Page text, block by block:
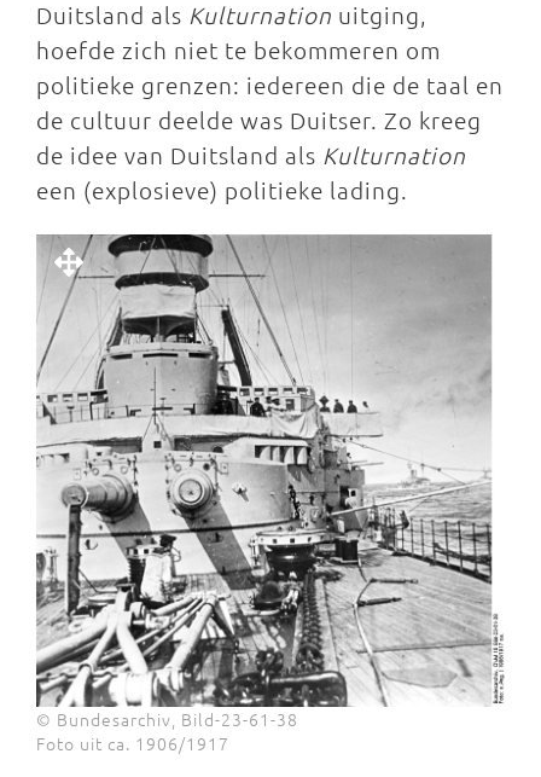
Duitsland als Kulturnation uitging,
hoefde zich niet te bekommeren om
politieke grenzen: iedereen die de taal en
de cultuur deelde was Duitser. Zo kreeg
de idee van Duitsland als Kulturnation
een (explosieve) politieke lading.
© Bundesarchiv, Bild-23-61-38
Foto uit ca. 1906/1917